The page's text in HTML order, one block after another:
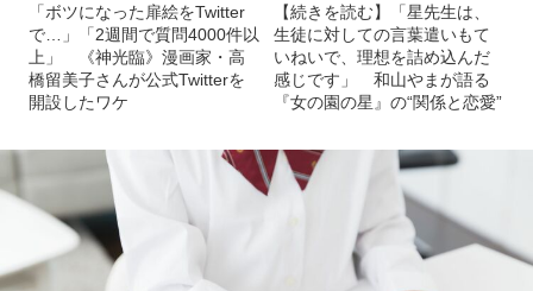
「ボツになった扉絵をTwitter
で…」「2週間で質問4000件以
上」 《神光臨》漫画家・高
橋留美子さんが公式Twitterを
開設したワケ
【続きを読む】「星先生は、
生徒に対しての言葉遣いもて
いねいで、理想を詰め込んだ
感じです」 和山やまが語る
『女の園の星』の“関係と恋愛”